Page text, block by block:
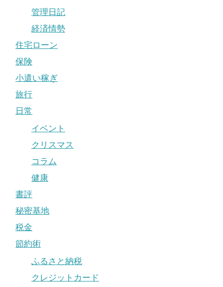
管理日記
経済情勢
住宅ローン
保険
小遣い稼ぎ
旅行
日常
イベント
クリスマス
コラム
健康
書評
秘密基地
税金
節約術
ふるさと納税
クレジットカード